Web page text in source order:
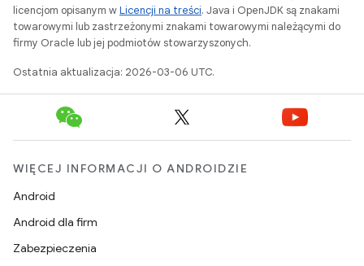
licencjom opisanym wLicencji na treści. Java i OpenJDK są znakami
towarowymi lub zastrzeżonymi znakami towarowymi należącymi do
firmy Oracle lub jej podmiotów stowarzyszonych.
Ostatnia aktualizacja: 2026-03-06 UTC.
WIĘCEJ INFORMACJI O ANDROIDZIE
Android
Android dla firm
Zabezpieczenia